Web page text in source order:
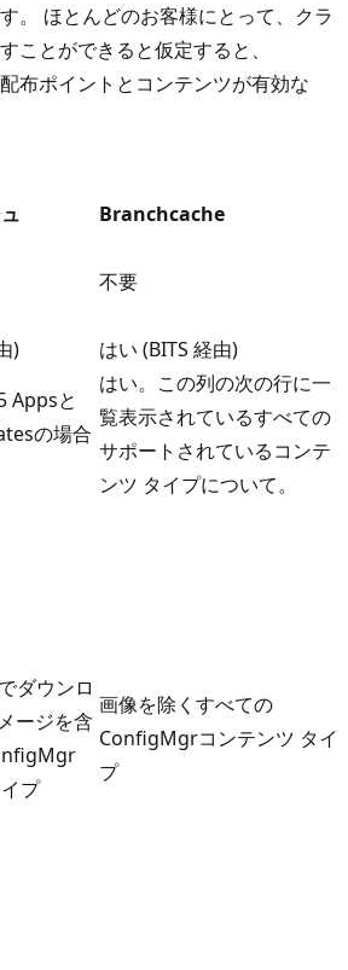
。 ほとんどのお客様にとって、クラ
ことができると仮定すると、
布ポイントとコンテンツが有効な
Branchcache
不要
)
はい (BITS 経由)
Appsと
の場合
はい。この列の次の行に一
覧表示されているすべての
サポートされているコンテ
ンツ タイプについて。
でダウンロ
ージを含
プ
画像を除くすべての
ConfigMgrコンテンツ タイ
プ